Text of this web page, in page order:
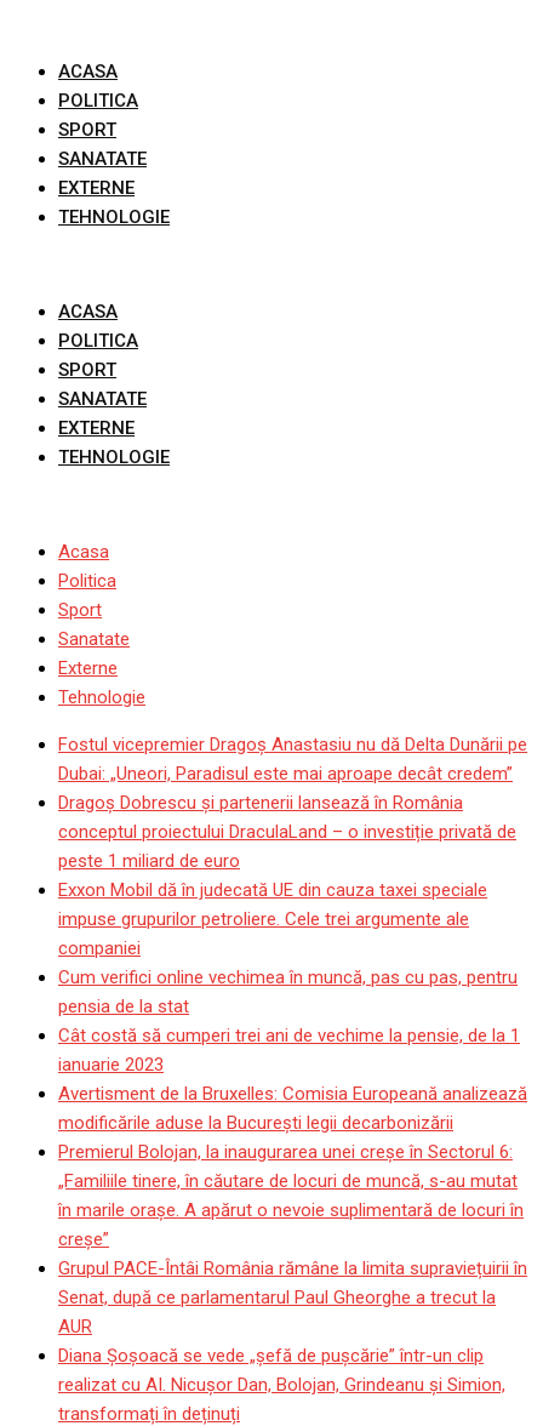
contentACASA
POLITICA
SPORT
SANATATE
EXTERNE
TEHNOLOGIE
ACASA
POLITICA
SPORT
SANATATE
EXTERNE
TEHNOLOGIE
Acasa
Politica
Sport
Sanatate
Externe
Tehnologie
Fostul vicepremier Dragoș Anastasiu nu dă Delta Dunării pe
Dubai: „Uneori, Paradisul este mai aproape decât credem”
Dragoş Dobrescu şi partenerii lansează în România
conceptul proiectului DraculaLand – o investiție privată de
peste 1 miliard de euro
Exxon Mobil dă în judecată UE din cauza taxei speciale
impuse grupurilor petroliere. Cele trei argumente ale
companiei
Cum verifici online vechimea în muncă, pas cu pas, pentru
pensia de la stat
Cât costă să cumperi trei ani de vechime la pensie, de la 1
ianuarie 2023
Avertisment de la Bruxelles: Comisia Europeană analizează
modificările aduse la București legii decarbonizării
Premierul Bolojan, la inaugurarea unei creșe în Sectorul 6:
„Familiile tinere, în căutare de locuri de muncă, s-au mutat
în marile orașe. A apărut o nevoie suplimentară de locuri în
creșe”
Grupul PACE-Întâi România rămâne la limita supraviețuirii în
Senat, după ce parlamentarul Paul Gheorghe a trecut la
AUR
Diana Șoșoacă se vede „șefă de pușcărie” într-un clip
realizat cu AI. Nicușor Dan, Bolojan, Grindeanu și Simion,
transformați în deținuți